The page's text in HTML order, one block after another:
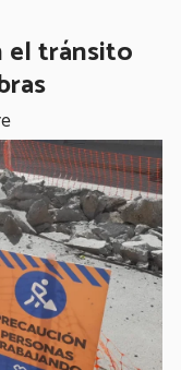
el tránsito